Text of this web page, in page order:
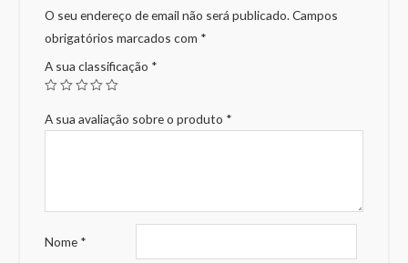
O seu endereço de email não será publicado. Campos
obrigatórios marcados com *
A sua classificação *
A sua avaliação sobre o produto *
Nome *